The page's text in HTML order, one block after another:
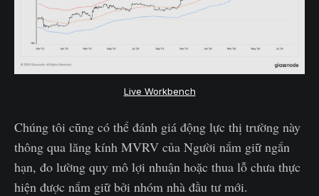
Live Workbench
Chúng tôi cũng có thể đánh giá động lực thị trường này
thông qua lăng kính MVRV của Người nắm giữ ngắn
hạn, đo lường quy mô lợi nhuận hoặc thua lỗ chưa thực
hiện được nắm giữ bởi nhóm nhà đầu tư mới.